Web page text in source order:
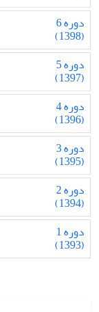
دوره 6
(1398)
دوره 5
(1397)
دوره 4
(1396)
دوره 3
(1395)
دوره 2
(1394)
دوره 1
(1393)